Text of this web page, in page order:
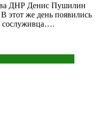
ДНР Денис Пушилин
этот же день появились
сослуживца….